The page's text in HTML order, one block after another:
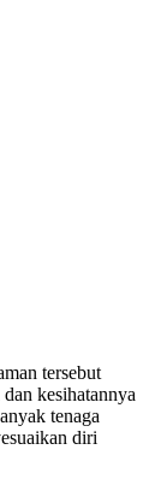
tersebut
kesihatannya
tenaga
diri